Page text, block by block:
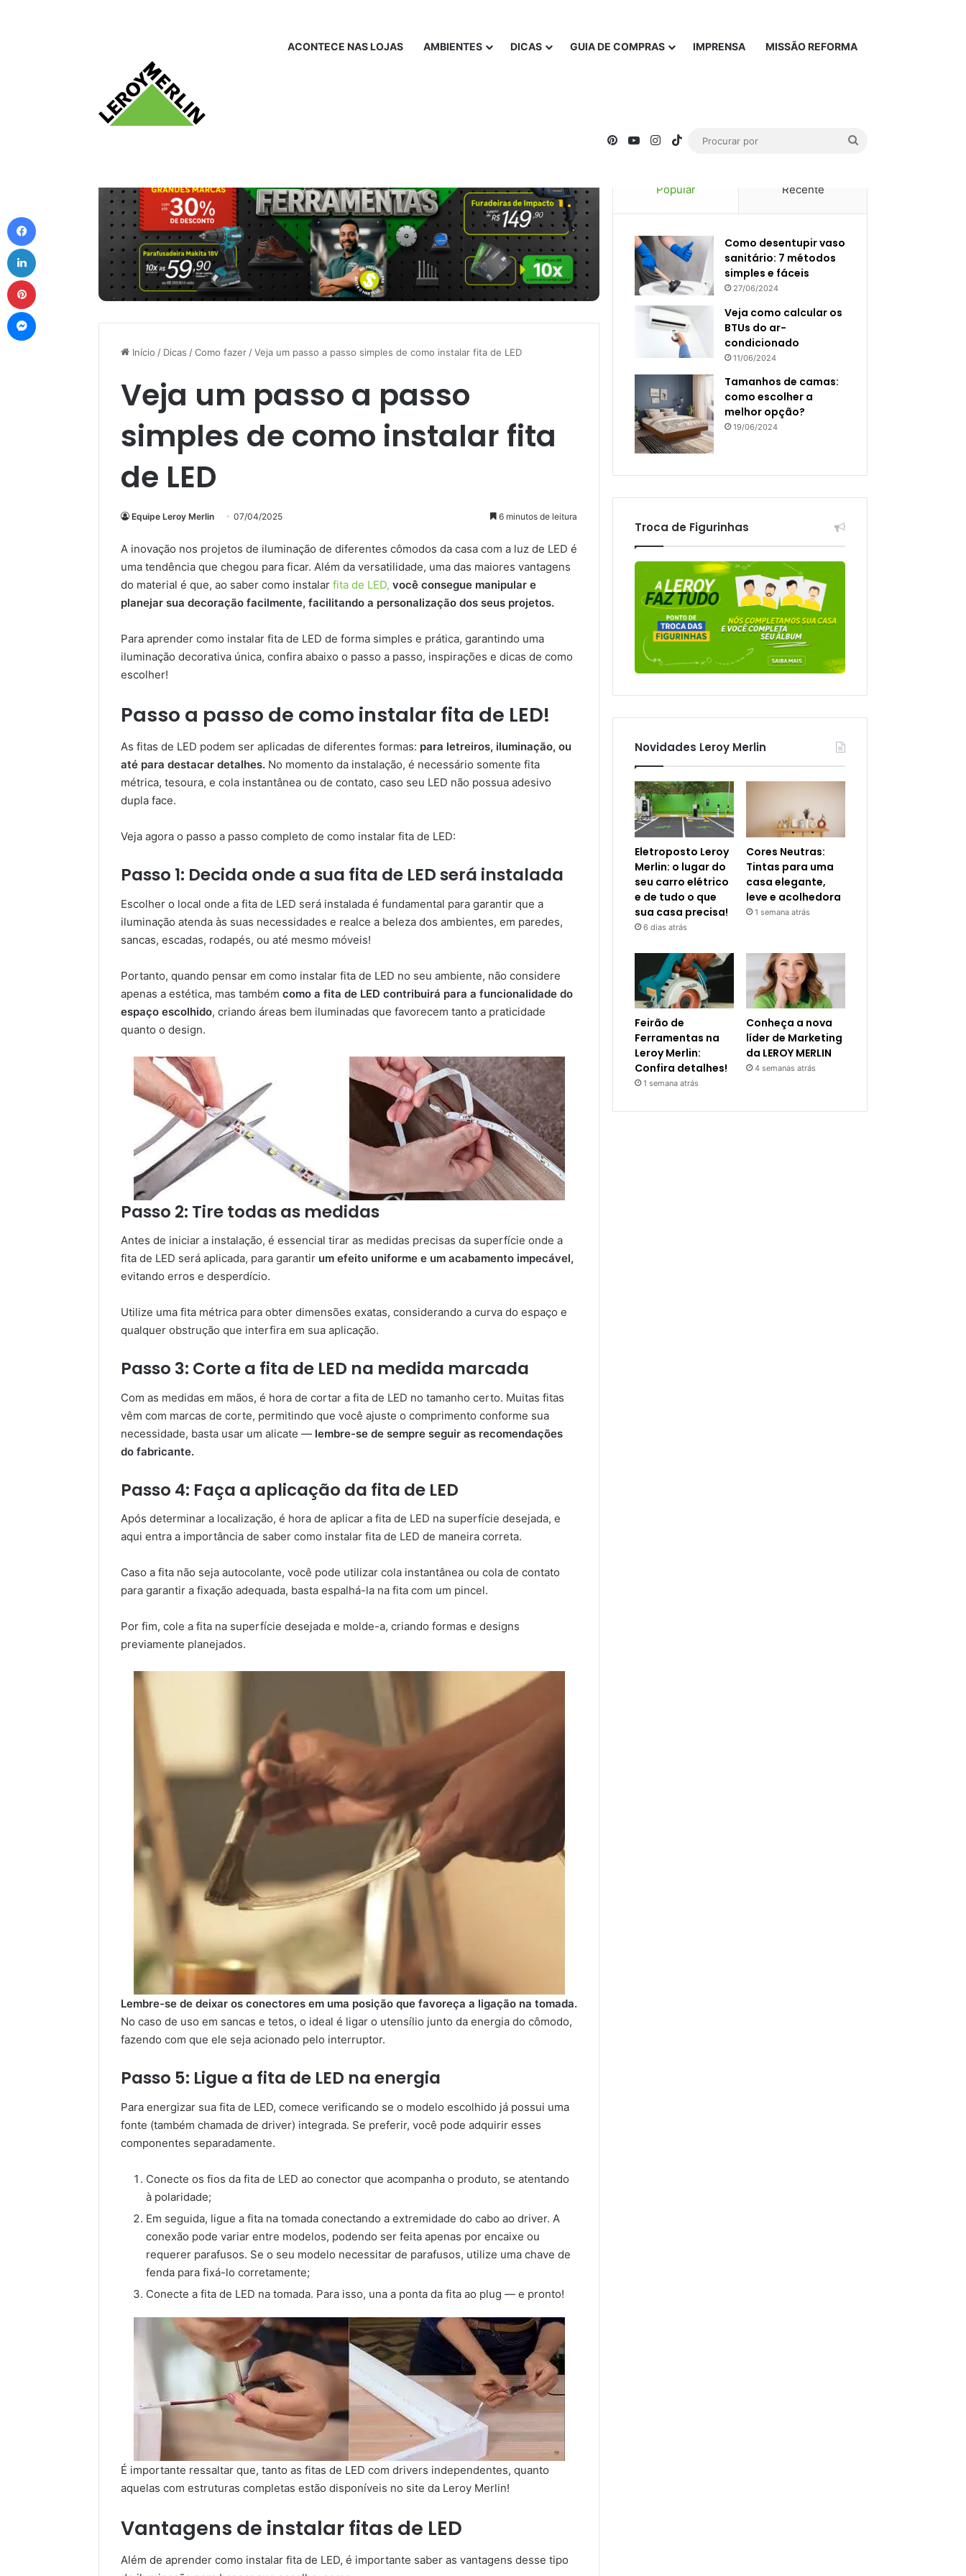
ACONTECE NAS LOJAS AMBIENTES DICAS GUIA DE COMPRAS IMPRENSA MISSÃO REFORMA
PinterestYouTubeInstagram
TikTok
Início / Dicas /Como fazer /Veja um passo a passo simples de como instalar fita de LED
Veja um passo a passo
simples de como instalar fita
de LED
Equipe Leroy Merlin 07/04/2025 6 minutos de leitura
A inovação nos projetos de iluminação de diferentes cômodos da casa com a luz de LED é
uma tendência que chegou para ficar. Além da versatilidade, uma das maiores vantagens
do material é que, ao saber como instalar fita de LED, você consegue manipular e
planejar sua decoração facilmente, facilitando a personalização dos seus projetos.
Para aprender como instalar fita de LED de forma simples e prática, garantindo uma
iluminação decorativa única, confira abaixo o passo a passo, inspirações e dicas de como
escolher!
Passo a passo de como instalar fita de LED!
As fitas de LED podem ser aplicadas de diferentes formas: para letreiros, iluminação, ou
até para destacar detalhes. No momento da instalação, é necessário somente fita
métrica, tesoura, e cola instantânea ou de contato, caso seu LED não possua adesivo
dupla face.
Veja agora o passo a passo completo de como instalar fita de LED:
Passo 1: Decida onde a sua fita de LED será instalada
Escolher o local onde a fita de LED será instalada é fundamental para garantir que a
iluminação atenda às suas necessidades e realce a beleza dos ambientes, em paredes,
sancas, escadas, rodapés, ou até mesmo móveis!
Portanto, quando pensar em como instalar fita de LED no seu ambiente, não considere
apenas a estética, mas também como a fita de LED contribuirá para a funcionalidade do
espaço escolhido, criando áreas bem iluminadas que favorecem tanto a praticidade
quanto o design.
Passo 2: Tire todas as medidas
Antes de iniciar a instalação, é essencial tirar as medidas precisas da superfície onde a
fita de LED será aplicada, para garantir um efeito uniforme e um acabamento impecável,
evitando erros e desperdício.
Utilize uma fita métrica para obter dimensões exatas, considerando a curva do espaço e
qualquer obstrução que interfira em sua aplicação.
Passo 3: Corte a fita de LED na medida marcada
Com as medidas em mãos, é hora de cortar a fita de LED no tamanho certo. Muitas fitas
vêm com marcas de corte, permitindo que você ajuste o comprimento conforme sua
necessidade, basta usar um alicate — lembre-se de sempre seguir as recomendações
do fabricante.
Passo 4: Faça a aplicação da fita de LED
Após determinar a localização, é hora de aplicar a fita de LED na superfície desejada, e
aqui entra a importância de saber como instalar fita de LED de maneira correta.
Caso a fita não seja autocolante, você pode utilizar cola instantânea ou cola de contato
para garantir a fixação adequada, basta espalhá-la na fita com um pincel.
Por fim, cole a fita na superfície desejada e molde-a, criando formas e designs
previamente planejados.
Lembre-se de deixar os conectores em uma posição que favoreça a ligação na tomada.
No caso de uso em sancas e tetos, o ideal é ligar o utensílio junto da energia do cômodo,
fazendo com que ele seja acionado pelo interruptor.
Passo 5: Ligue a fita de LED na energia
Para energizar sua fita de LED, comece verificando se o modelo escolhido já possui uma
fonte (também chamada de driver) integrada. Se preferir, você pode adquirir esses
componentes separadamente.
Conecte os fios da fita de LED ao conector que acompanha o produto, se atentando
à polaridade;
Em seguida, ligue a fita na tomada conectando a extremidade do cabo ao driver. A
conexão pode variar entre modelos, podendo ser feita apenas por encaixe ou
requerer parafusos. Se o seu modelo necessitar de parafusos, utilize uma chave de
fenda para fixá-lo corretamente;
Conecte a fita de LED na tomada. Para isso, una a ponta da fita ao plug — e pronto!
É importante ressaltar que, tanto as fitas de LED com drivers independentes, quanto
aquelas com estruturas completas estão disponíveis no site da Leroy Merlin!
Vantagens de instalar fitas de LED
Além de aprender como instalar fita de LED, é importante saber as vantagens desse tipo
Popular Recente
Como desentupir vaso
sanitário: 7 métodos
simples e fáceis
27/06/2024
Veja como calcular os
BTUs do ar-
condicionado
11/06/2024
Tamanhos de camas:
como escolher a
melhor opção?
19/06/2024
Troca de Figurinhas
Novidades Leroy Merlin
Eletroposto Leroy
Merlin: o lugar do
seu carro elétrico
e de tudo o que
sua casa precisa!
6 dias atrás
Cores Neutras:
Tintas para uma
casa elegante,
leve e acolhedora
1 semana atrás
Feirão de
Ferramentas na
Leroy Merlin:
Confira detalhes!
1 semana atrás
Conheça a nova
líder de Marketing
da LEROY MERLIN
4 semanas atrás